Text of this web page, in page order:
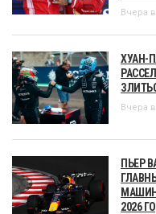
Вчера
ХУАН-
Вчера в
ПЬЕР
2026